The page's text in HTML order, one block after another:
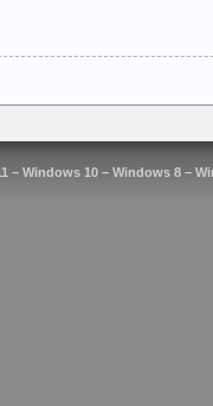
– Windows 10 – Windows 8 –